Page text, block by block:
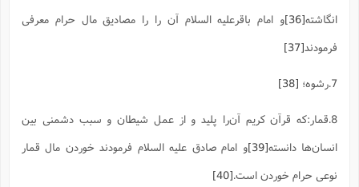
انگاشته[36]
و امام باقرعلیه السلام آن را را مصادیق مال حرام معرفی
فرمودند[37]
7.رشوه؛
8.قمار:که قرآن کریم آن‌را پلید و از عمل شیطان و سبب دشمنی بین
انسان‌ها دانسته[39]
و امام صادق علیه السلام فرمودند خوردن مال قمار
نوعی حرام خوردن است.[40]